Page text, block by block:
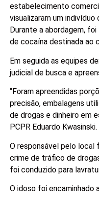
estabelecimento
visualizaram um indivíduo
Durante a abordagem,
de cocaína destinada ao
Em seguida as equipes
judicial de busca e
“Foram apreendidas
precisão, embalagens
de drogas e dinheiro em
PCPR Eduardo Kwasinski.
O responsável pelo local
crime de tráfico de
foi conduzido para
O idoso foi encaminhado